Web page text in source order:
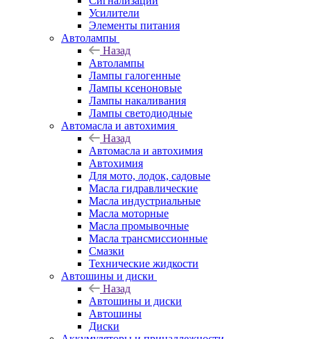
Усилители
Элементы питания
Автолампы
Назад
Автолампы
Лампы галогенные
Лампы ксеноновые
Лампы накаливания
Лампы светодиодные
Автомасла и автохимия
Назад
Автомасла и автохимия
Автохимия
Для мото, лодок, садовые
Масла гидравлические
Масла индустриальные
Масла моторные
Масла промывочные
Масла трансмиссионные
Смазки
Технические жидкости
Автошины и диски
Назад
Автошины и диски
Автошины
Диски